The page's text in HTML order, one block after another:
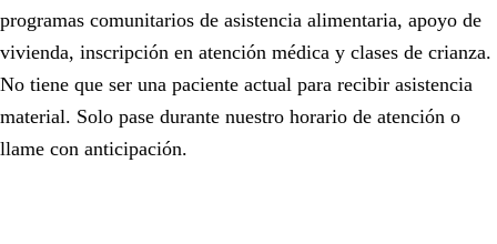
programas comunitarios de asistencia alimentaria, apoyo de
vivienda, inscripción en atención médica y clases de crianza.
No tiene que ser una paciente actual para recibir asistencia
material. Solo pase durante nuestro horario de atención o
llame con anticipación.